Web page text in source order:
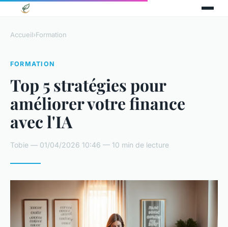
Accueil›Formation
FORMATION
Top 5 stratégies pour
améliorer votre finance
avec l'IA
Tobie — 01/04/2026 10:46 — 10 min de lecture